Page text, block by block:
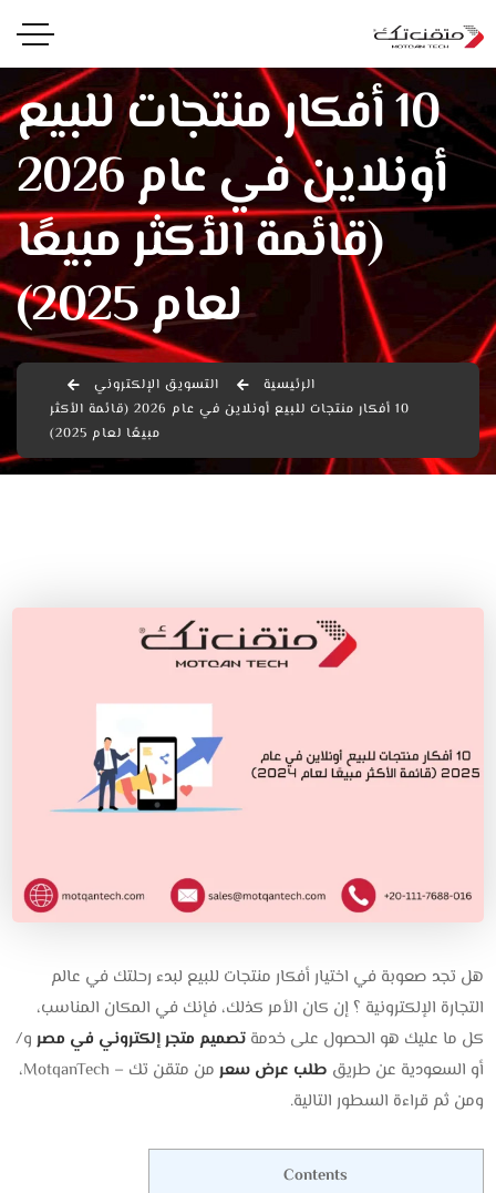
10 أفكار منتجات للبيع
أونلاين في عام 2026
(قائمة الأكثر مبيعًا
لعام 2025)
الرئيسية
التسويق الإلكتروني
10 أفكار منتجات للبيع أونلاين في عام 2026 (قائمة الأكثر
مبيعًا لعام 2025)
هل تجد صعوبة في اختيار أفكار منتجات للبيع لبدء رحلتك في عالم
التجارة الإلكترونية ؟ إن كان الأمر كذلك، فإنك في المكان المناسب،
كل ما عليك هو الحصول على خدمةتصميم متجر إلكتروني في مصر و/
أو السعودية عن طريق طلب عرض سعر
من متقن تك – MotqanTech،
ومن ثم قراءة السطور التالية.
Contents